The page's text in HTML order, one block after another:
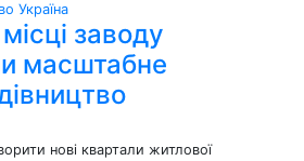
Україна
заводу
масштабне
нові квартали житлової